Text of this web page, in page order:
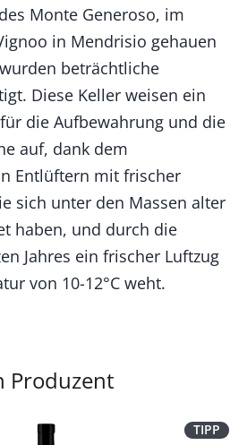
Monte Generoso, im
in Mendrisio gehauen
beträchtliche
Diese Keller weisen ein
die Aufbewahrung und die
auf, dank dem
Entlüftern mit frischer
sich unter den Massen alter
haben, und durch die
Jahres ein frischer Luftzug
von 10-12°C weht.
Produzent
TIPP